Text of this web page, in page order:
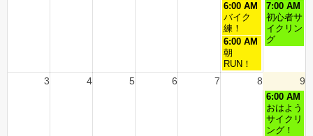
6:00 AM
バイク
練！
7:00 AM
初心者サ
イクリン
グ
6:00 AM
朝
RUN！
3 4 5 6 7 8 9
6:00 AM
おはよう
サイクリ
ング！